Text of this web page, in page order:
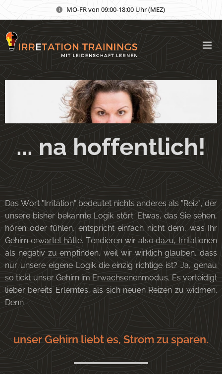
MO-FR von 09:00-18:00 Uhr (MEZ)
... na hoffentlich!
Das Wort "Irritation" bedeutet nichts anderes als "Reiz", der
unsere bisher bekannte Logik stört. Etwas, das Sie sehen,
hören oder fühlen, entspricht einfach nicht dem, was Ihr
Gehirn erwartet hätte. Tendieren wir also dazu, Irritationen
als negativ zu empfinden, weil wir wirklich glauben, dass
nur unsere eigene Logik die einzig richtige ist? Ja, genau
so tickt unser Gehirn im Erwachsenenmodus. Es verteidigt
lieber bereits Erlerntes, als sich neuen Reizen zu widmen.
Denn
unser Gehirn liebt es, Strom zu sparen.